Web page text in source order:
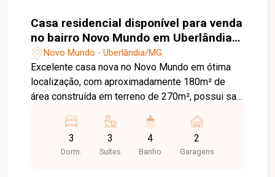
Casa residencial disponível para venda
no bairro Novo Mundo em Uberlândia-
MGNovo Mundo - Uberlândia/MG
Excelente casa nova no Novo Mundo em ótima
localização, com aproximadamente 180m² de
área construída em terreno de 270m², possui sala
jardim de inverno e closet, cozinha com bancada
e ilha em granito, teto rebaixado em gesso em
todos os cômodos com iluminação embutida,
3
Dorm.
3
Suítes
4
Banho
2
Garagens